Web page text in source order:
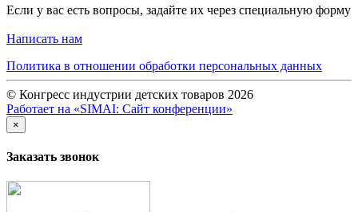
Если у вас есть вопросы, задайте их через специальную форму
Написать нам
Политика в отношении обработки персональных данных
© Конгресс индустрии детских товаров 2026
Работает на «SIMAI: Сайт конференции»
×
Заказать звонок